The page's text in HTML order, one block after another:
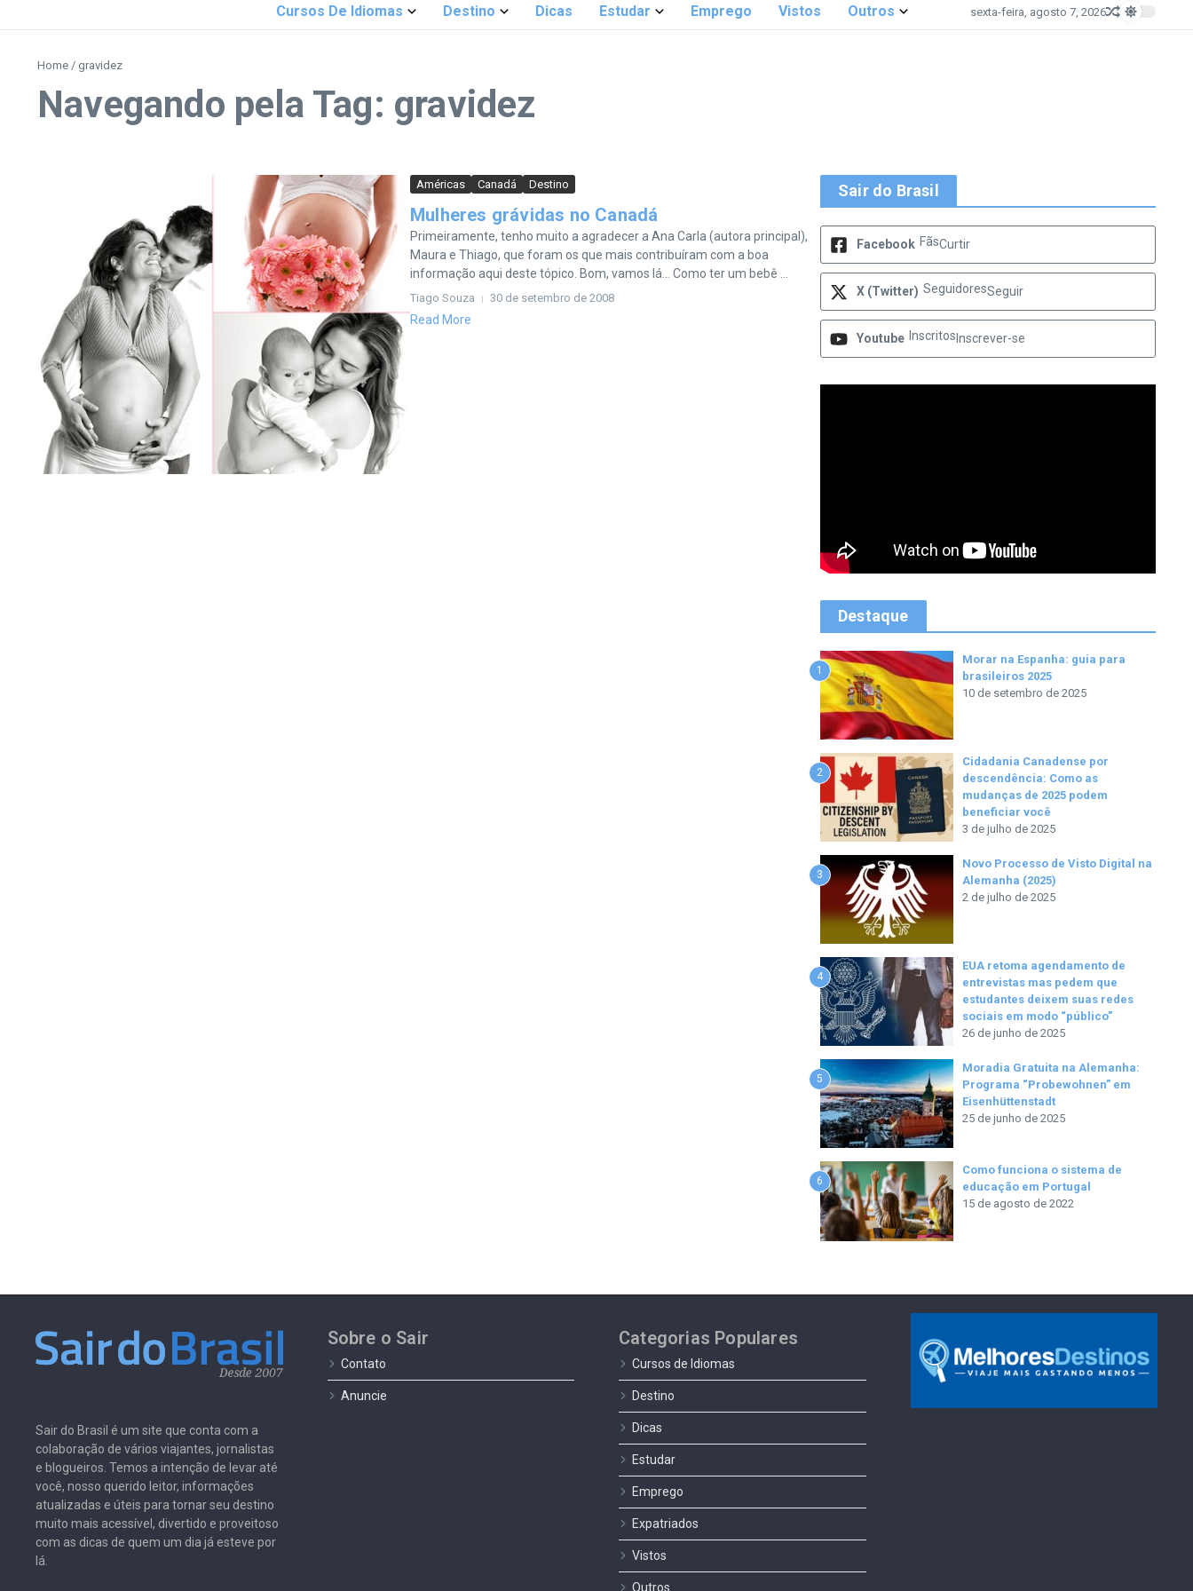
Cursos De Idiomas Destino Dicas Estudar Emprego Vistos Outros sexta-feira, agosto 7, 2026
Home / gravidez
Navegando pela Tag: gravidez
Américas Canadá Destino
Mulheres grávidas no Canadá
Primeiramente, tenho muito a agradecer a Ana Carla (autora principal),
Maura e Thiago, que foram os que mais contribuíram com a boa
informação aqui deste tópico. Bom, vamos lá… Como ter um bebê ...
Tiago Souza 30 de setembro de 2008
Read More
Sair do Brasil
Facebook FãsCurtir
X (Twitter) SeguidoresSeguir
Youtube Inscritos Inscrever-se
Destaque
1
Morar na Espanha: guia para
brasileiros 2025
10 de setembro de 2025
2
Cidadania Canadense por
descendência: Como as
mudanças de 2025 podem
beneficiar você
3 de julho de 2025
3
Novo Processo de Visto Digital na
Alemanha (2025)
2 de julho de 2025
4
EUA retoma agendamento de
entrevistas mas pedem que
estudantes deixem suas redes
sociais em modo “público”
26 de junho de 2025
5
Moradia Gratuita na Alemanha:
Programa “Probewohnen” em
Eisenhüttenstadt
25 de junho de 2025
6
Como funciona o sistema de
educação em Portugal
15 de agosto de 2022
Sair do Brasil é um site que conta com a
colaboração de vários viajantes, jornalistas
e blogueiros. Temos a intenção de levar até
você, nosso querido leitor, informações
atualizadas e úteis para tornar seu destino
muito mais acessível, divertido e proveitoso
com as dicas de quem um dia já esteve por
lá.
Sobre o Sair
Contato
Anuncie
Categorias Populares
Cursos de Idiomas
Destino
Dicas
Estudar
Emprego
Expatriados
Vistos
Outros